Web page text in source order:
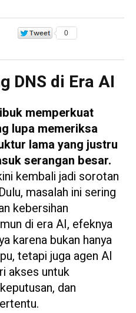
0
DNS di Era AI
memperkuat
lupa memeriksa
lama yang justru
serangan besar.
kembali jadi sorotan
masalah ini sering
kebersihan
di era AI, efeknya
karena bukan hanya
tetapi juga agen AI
akses untuk
dan